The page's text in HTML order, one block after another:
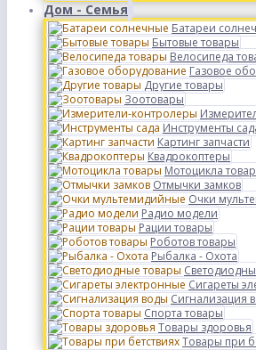
Дом - Семья
Батареи
Бытовые товары
Велосипеда
Газовое
Другие товары
Зоотовары
Инструменты
Картинг запчасти
Квадрокоптеры
Мотоцикла
Отмычки замков
Очки
Радио модели
Рации товары
Роботов товары
Рыбалка - Охота
Сигареты
Сигнализация
Спорта товары
Товары здоровья
Товары при